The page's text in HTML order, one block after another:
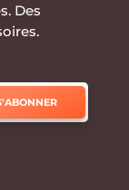
Des